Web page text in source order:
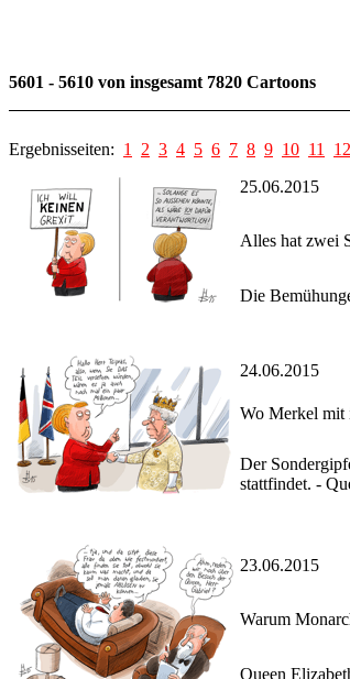
5601 - 5610 von insgesamt 7820 Cartoons
Ergebnisseiten: 1 2 3 4 5 6 7 8 9 10 11 12
25.06.2015
Alles hat zwei
Die
24.06.2015
Wo Merkel mit
Der
stattfindet. -
23.06.2015
Warum
Queen